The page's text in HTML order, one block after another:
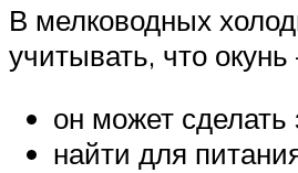
В мелководных
учитывать, что
он может
найти для